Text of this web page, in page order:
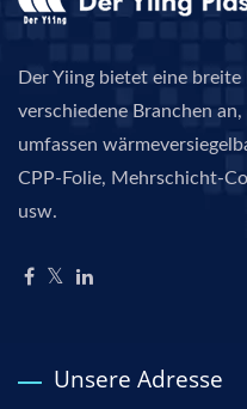
Der Yiing bietet eine
verschiedene Branchen
umfassen
CPP-Folie, Mehrschicht-
usw.
Unsere Adresse